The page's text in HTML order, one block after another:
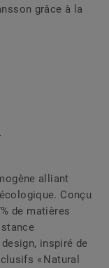
grâce à la
alliant
Conçu
de matières
inspiré de
« Natural